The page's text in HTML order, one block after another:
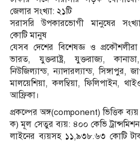
জেলার সংখ্যা: ২১টি
সরাসরি উপকারভোগী মানুষের
কোটি মানুষ
যেসব দেশের বিশেষজ্ঞ ও
ভারত, যুক্তরাষ্ট্র, যুক্তরাজ্য,
নিউজিল্যান্ড, ন্যাদারল্যান্ড, সিঙ্গাপুর,
মালয়েশিয়া, কলম্বিয়া, ফিলিপাইন,
আফ্রিকা।
প্রকল্পের অঙ্গ(component) ভিত্তিক
ক) মূল সেতুর ব্যয়: ৪০০ কেভি
লাইনের ব্যয়সহ ১১,৯৩৮.৬৩ কোটি